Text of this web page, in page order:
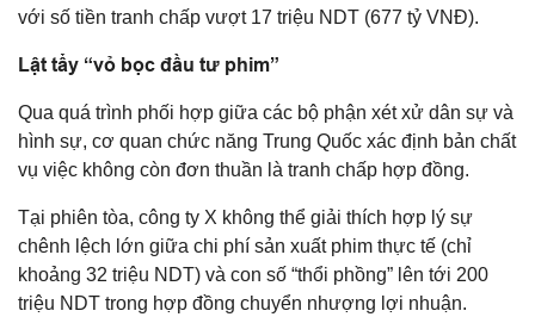
với số tiền tranh chấp vượt 17 triệu NDT (677 tỷ VNĐ).
Lật tẩy “vỏ bọc đầu tư phim”
Qua quá trình phối hợp giữa các bộ phận xét xử dân sự và
hình sự, cơ quan chức năng Trung Quốc xác định bản chất
vụ việc không còn đơn thuần là tranh chấp hợp đồng.
Tại phiên tòa, công ty X không thể giải thích hợp lý sự
chênh lệch lớn giữa chi phí sản xuất phim thực tế (chỉ
khoảng 32 triệu NDT) và con số “thổi phồng” lên tới 200
triệu NDT trong hợp đồng chuyển nhượng lợi nhuận.